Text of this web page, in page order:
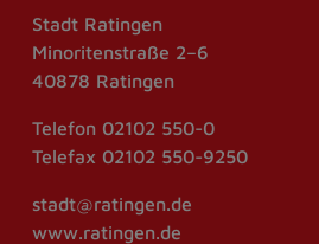
Stadt Ratingen
Minoritenstraße 2–6
40878 Ratingen
Telefon 02102 550-0
Telefax 02102 550-9250
stadt@ratingen.de
www.ratingen.de